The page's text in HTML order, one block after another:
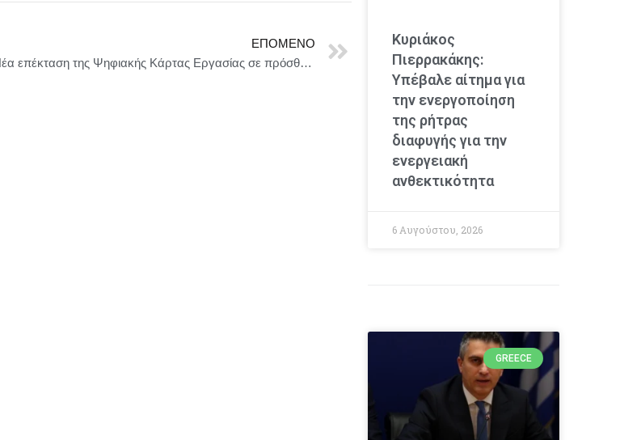
ΕΠΌΜΕΝΟ
Νέα επέκταση της Ψηφιακής Κάρτας Εργασίας σε πρόσθετους κλάδους
Κυριάκος
Πιερρακάκης:
Υπέβαλε αίτημα για
την ενεργοποίηση
της ρήτρας
διαφυγής για την
ενεργειακή
ανθεκτικότητα
6 Αυγούστου, 2026
GREECE